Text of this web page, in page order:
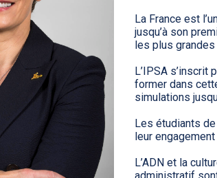
La France est
jusqu’à son
les plus
L’IPSA
former dans
simulations
Les étudiants
leur
L’ADN et la